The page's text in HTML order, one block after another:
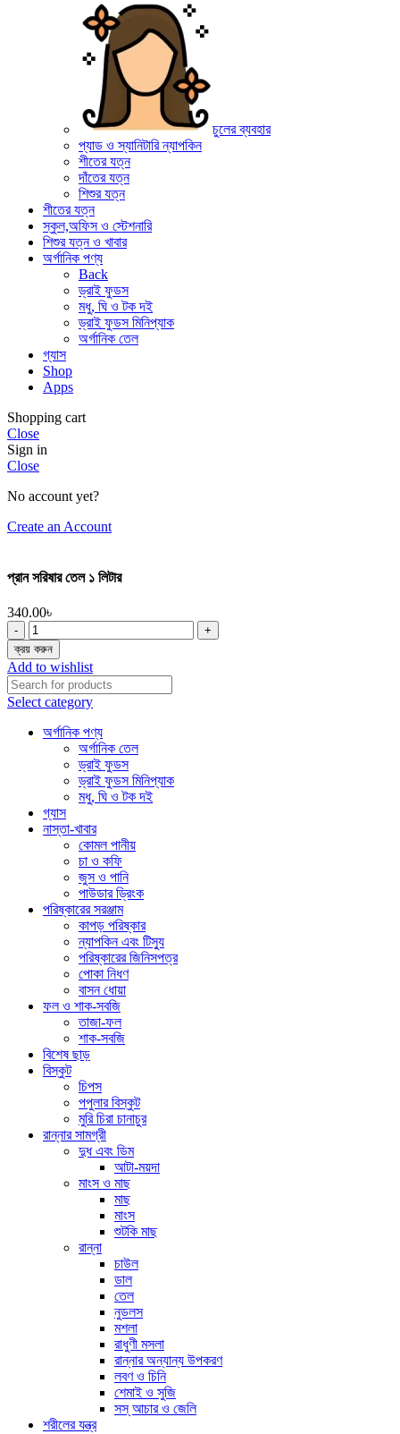
চুলের ব্যবহার
প্যাড ও স্যানিটারি ন্যাপকিন
শীতের যত্ন
দাঁতের যত্ন
শিশুর যত্ন
শীতের যত্ন
স্কুল,অফিস ও স্টেশনারি
শিশুর যত্ন ও খাবার
অর্গানিক পণ্য
Back
ড্রাই ফুডস
মধু, ঘি ও টক দই
ড্রাই ফুডস মিনিপ্যাক
অর্গানিক তেল
গ্যাস
Shop
Apps
Shopping cart
Close
Sign in
Close
No account yet?
Create an Account
প্রান সরিষার তেল ১ লিটার
340.00৳
ক্রয় করুন
Add to wishlist
Select category
অর্গানিক পণ্য
অর্গানিক তেল
ড্রাই ফুডস
ড্রাই ফুডস মিনিপ্যাক
মধু, ঘি ও টক দই
গ্যাস
নাস্তা-খাবার
কোমল পানীয়
চা ও কফি
জুস ও পানি
পাউডার ড্রিংক
পরিষ্কারের সরঞ্জাম
কাপড় পরিষ্কার
ন্যাপকিন এবং টিস্যু
পরিষ্কারের জিনিসপত্র
পোকা নিধণ
বাসন ধোয়া
ফল ও শাক-সবজি
তাজা-ফল
শাক-সবজি
বিশেষ ছাড়
বিস্কুট
চিপস
পপুলার বিস্কুট
মুরি চিরা চানাচুর
রান্নার সামগ্রী
দুধ এবং ডিম
আটা-ময়দা
মাংস ও মাছ
মাছ
মাংস
শুটকি মাছ
রান্না
চাউল
ডাল
তেল
নুডলস
মশলা
রাধুণী মসলা
রান্নার অন্যান্য উপকরণ
লবণ ও চিনি
শেমাই ও সুজি
সস্ আচার ও জেলি
শরীলের যন্ত্র